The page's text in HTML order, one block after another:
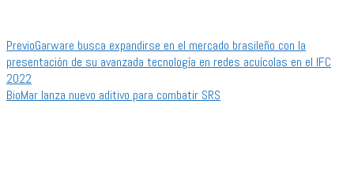
PrevioGarware busca expandirse en el mercado brasileño con la
presentación de su avanzada tecnología en redes acuícolas en el IFC
2022
BioMar lanza nuevo aditivo para combatir SRS